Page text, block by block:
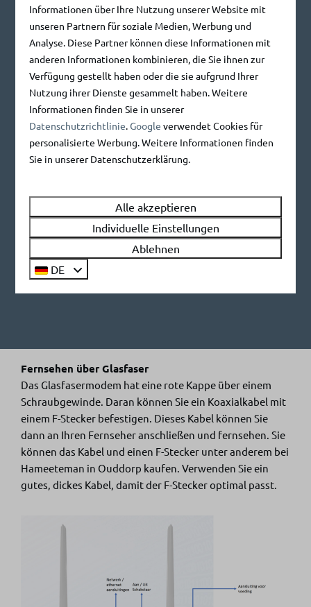
Splitter
Fernsehen über Glasfaser
Das Glasfasermodem hat eine rote Kappe über einem
Schraubgewinde. Daran können Sie ein Koaxialkabel mit
einem F-Stecker befestigen. Dieses Kabel können Sie
dann an Ihren Fernseher anschließen und fernsehen. Sie
können das Kabel und einen F-Stecker unter anderem bei
Hameeteman in Ouddorp kaufen. Verwenden Sie ein
gutes, dickes Kabel, damit der F-Stecker optimal passt.
Informationen über Ihre Nutzung unserer Website mit
unseren Partnern für soziale Medien, Werbung und
Analyse. Diese Partner können diese Informationen mit
anderen Informationen kombinieren, die Sie ihnen zur
Verfügung gestellt haben oder die sie aufgrund Ihrer
Nutzung ihrer Dienste gesammelt haben. Weitere
Informationen finden Sie in unserer
Datenschutzrichtlinie .Google verwendet Cookies für
personalisierte Werbung. Weitere Informationen finden
Sie in unserer Datenschutzerklärung.
Alle akzeptieren
Individuelle Einstellungen
Ablehnen
DE